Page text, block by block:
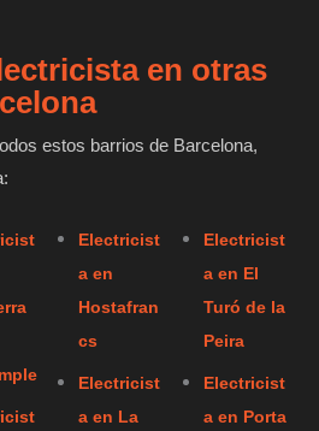
en otras
estos barrios de Barcelona,
Electricist
a en
Hostafran
cs
Electricist
a en La
Electricist
a en El
Turó de la
Peira
Electricist
a en Porta